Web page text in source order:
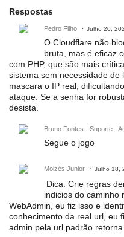
Respostas
Pedro Filho Julho 20,
O Cloudflare não
bruta, mas é eficaz
com PHP, que são mais
sistema sem necessidade de
mascara o IP real,
ataque. Se a senha for
desista.
Bruno Fontes - Suporte -
Segue o jogo
Moizés Junior Julho 18,
Dica: Crie regras
indicios do caminho
WebAdmin, eu fiz isso e
conhecimento da real url, eu
admin pela url padrão